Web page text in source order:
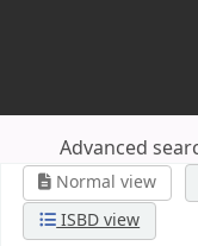
Advanced
Normal view
ISBD view